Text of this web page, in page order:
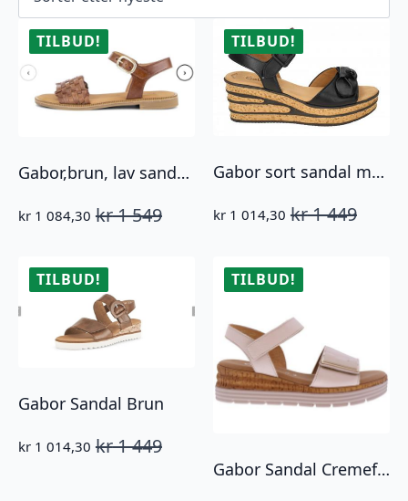
TILBUD!
Gabor,brun, lav sandal med gullspenne
kr1 549
Opprinnelig
kr 1
549.
kr 1 084,30
Nåværende
kr 1
084,30.
TILBUD!
Gabor sort sandal med sløyfe
kr1 449
Opprinnelig
kr 1
449.
kr 1 014,30
Nåværende
kr 1
014,30.
TILBUD!
Gabor Sandal Brun
kr1 449
Opprinnelig
kr 1 014,30
Nåværende
TILBUD!
Gabor Sandal Cremefarget m/gull